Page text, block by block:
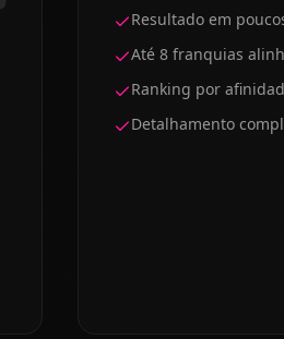
Resultado em
Até 8 franquias
Ranking por
Detalhamento